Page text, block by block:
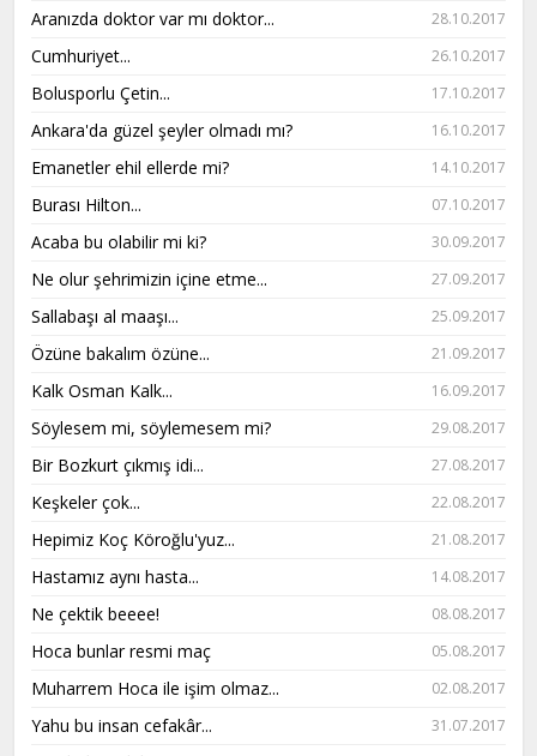
Aranızda doktor var mı doktor... 28.10.2017
Cumhuriyet... 26.10.2017
Bolusporlu Çetin... 17.10.2017
Ankara'da güzel şeyler olmadı mı? 16.10.2017
Emanetler ehil ellerde mi? 14.10.2017
Burası Hilton... 07.10.2017
Acaba bu olabilir mi ki? 30.09.2017
Ne olur şehrimizin içine etme... 27.09.2017
Sallabaşı al maaşı... 25.09.2017
Özüne bakalım özüne... 21.09.2017
Kalk Osman Kalk... 16.09.2017
Söylesem mi, söylemesem mi? 29.08.2017
Bir Bozkurt çıkmış idi... 27.08.2017
Keşkeler çok... 22.08.2017
Hepimiz Koç Köroğlu'yuz... 21.08.2017
Hastamız aynı hasta... 14.08.2017
Ne çektik beeee! 08.08.2017
Hoca bunlar resmi maç 05.08.2017
Muharrem Hoca ile işim olmaz... 02.08.2017
Yahu bu insan cefakâr... 31.07.2017